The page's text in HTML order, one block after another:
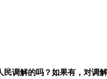
调解的吗？如果有，对调